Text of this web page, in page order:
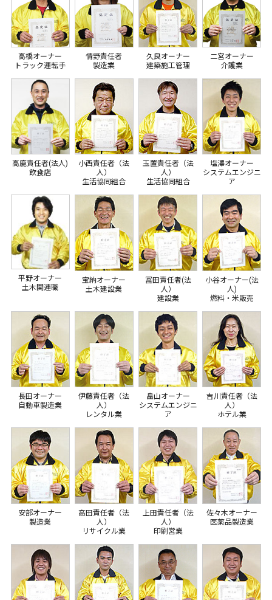
高橋オーナー
トラック運転手
情野責任者
製造業
久良オーナー
建築施工管理
二宮オーナー
介護業
高鹿責任者(法人)
飲食店
小西責任者（法
人）
生活協同組合
玉置責任者（法
人）
生活協同組合
塩澤オーナー
システムエンジニ
ア
平野オーナー
土木関連職
宝納オーナー
土木建設業
冨田責任者(法
人）
建設業
小谷オーナー(法
人)
燃料・米販売
長田オーナー
自動車製造業
伊藤責任者（法
人）
レンタル業
畠山オーナー
システムエンジニ
ア
吉川責任者（法
人）
ホテル業
安部オーナー
製造業
高田責任者（法
人）
リサイクル業
上田責任者（法
人）
印刷営業
佐々木オーナー
医薬品製造業